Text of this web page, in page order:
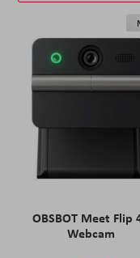
OBSBOT Meet Flip
Webcam